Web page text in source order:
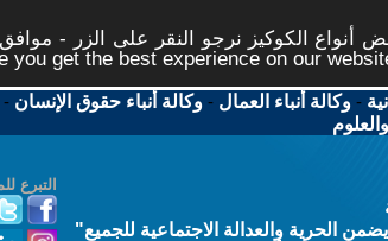
الكوكيز نرجو النقر على الزر -
you get the best experience on our
-وكالة أنباء العمال -وكالة أنباء حقوق الإنسان -
التبرع
الحرية والعدالة الاجتماعية للجميع"